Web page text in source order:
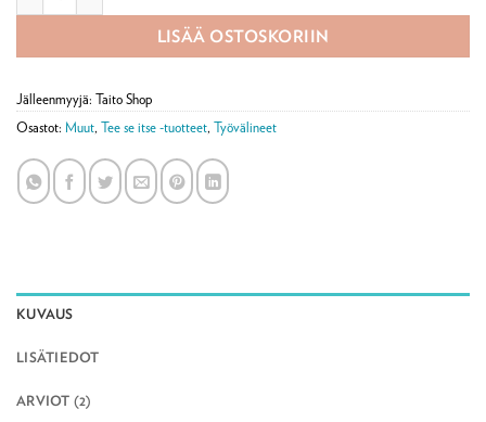
LISÄÄ OSTOSKORIIN
Jälleenmyyjä: Taito Shop
Osastot: Muut, Tee se itse -tuotteet, Työvälineet
KUVAUS
LISÄTIEDOT
ARVIOT (2)